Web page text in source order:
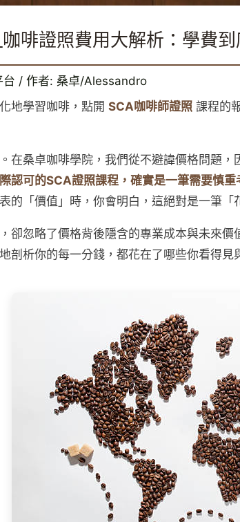
_咖啡證照費用大解析：學費
台 / 作者: 桑卓/Alessandro
地學習咖啡，點開SCA咖啡師證照 課程的
在桑卓咖啡學院，我們從不避諱價格問題
認可的SCA證照課程，確實是一筆需要慎重
的「價值」時，你會明白，這絕對是一筆
卻忽略了價格背後隱含的專業成本與未來
剖析你的每一分錢，都花在了哪些你看得見